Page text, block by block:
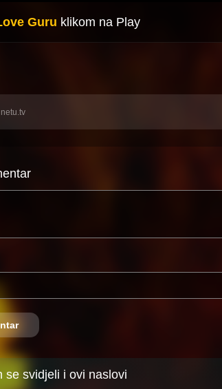
Guru klikom na Play
netu.tv
se svidjeli i ovi naslovi